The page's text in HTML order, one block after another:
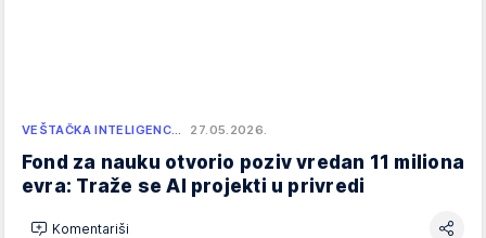
VEŠTAČKA INTELIGENC… 27.05.2026.
Fond za nauku otvorio poziv vredan 11 miliona
evra: Traže se AI projekti u privredi
Komentariši